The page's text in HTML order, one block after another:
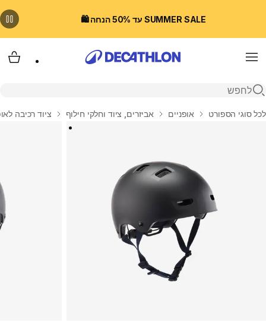
SUMMER SALE עד 50% הנחה 🛍️
Menu
פתיחת חיפוש
בית
לכל סוגי הספורט אופניים אביזרים, ציוד וחלקי חילוף ציוד רכיבה